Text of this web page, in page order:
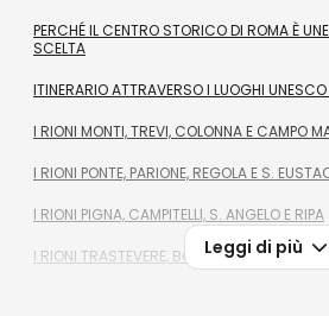
PERCHÉ IL CENTRO STORICO DI ROMA È
SCELTA
ITINERARIO ATTRAVERSO I LUOGHI
I RIONI MONTI, TREVI, COLONNA E CAMPO
I RIONI PONTE, PARIONE, REGOLA E S.
I RIONI PIGNA, CAMPITELLI, S. ANGELO E RIPA
I RIONI TRASTEVERE, BORGO E ESQUILINO
Leggi di più